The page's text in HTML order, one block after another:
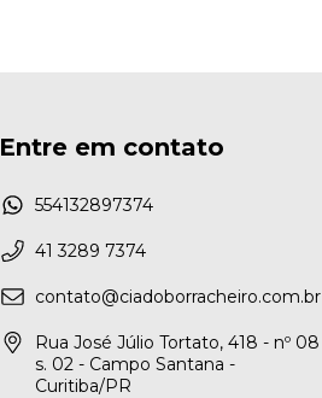
Entre em contato
554132897374
41 3289 7374
contato@ciadoborracheiro.com.br
Rua José Júlio Tortato, 418 - nº 08
s. 02 - Campo Santana -
Curitiba/PR